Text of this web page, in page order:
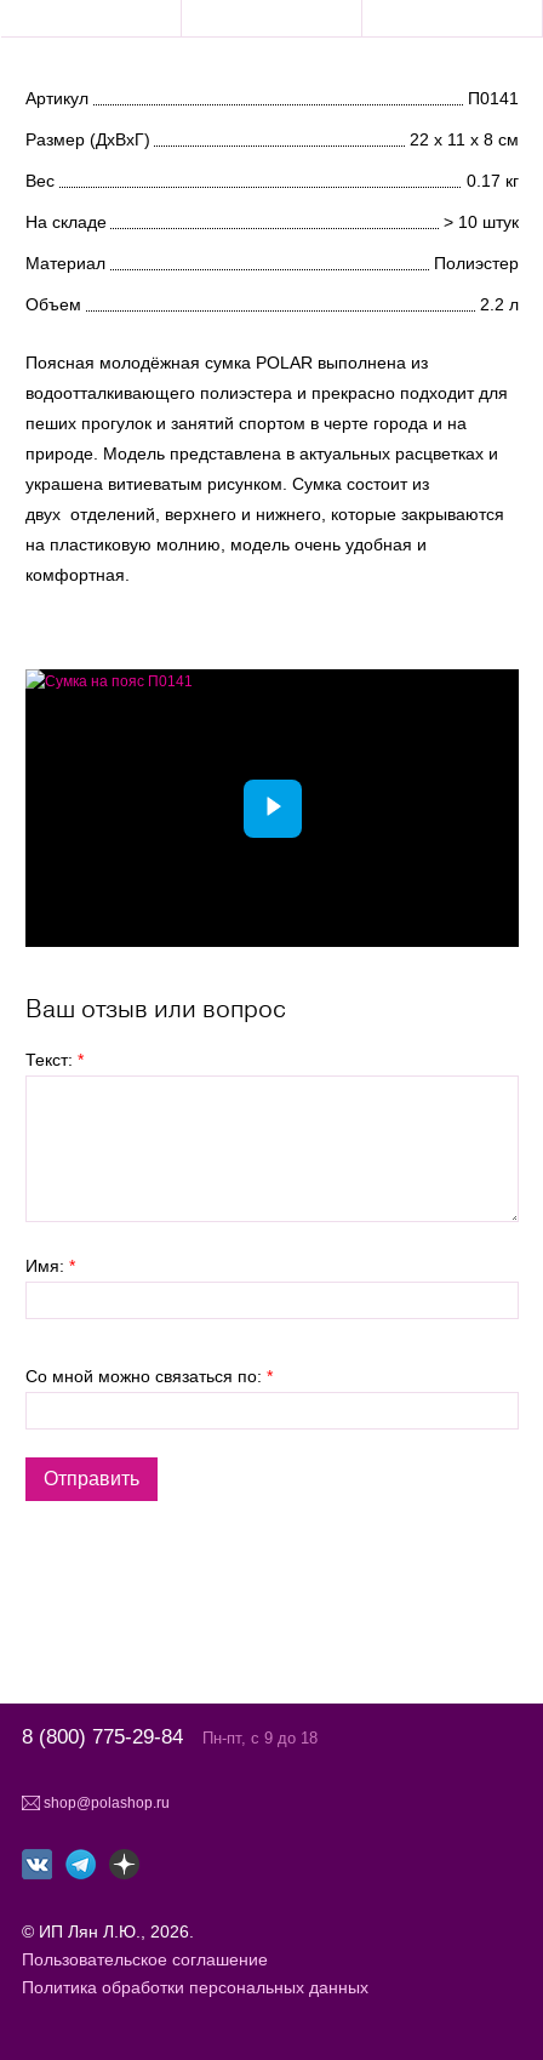
Артикул П0141
Размер (ДхВхГ) 22 х 11 х 8 см
Вес 0.17 кг
На складе > 10 штук
Материал Полиэстер
Объем 2.2 л
Поясная молодёжная сумка POLAR выполнена из
водоотталкивающего полиэстера и прекрасно подходит для
пеших прогулок и занятий спортом в черте города и на
природе. Модель представлена в актуальных расцветках и
украшена витиеватым рисунком. Сумка состоит из
двух отделений, верхнего и нижнего, которые закрываются
на пластиковую молнию, модель очень удобная и
комфортная.
Ваш отзыв или вопрос
Текст: *
Имя: *
Со мной можно связаться по: *
8 (800) 775-29-84 Пн-пт, с 9 до 18
shop@polashop.ru
© ИП Лян Л.Ю., 2026.
Пользовательское соглашение
Политика обработки персональных данных